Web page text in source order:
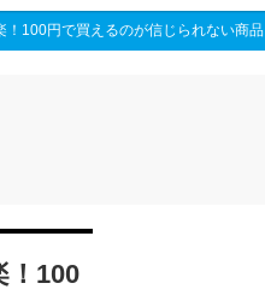
100円で買えるのが信じられない商品
！100